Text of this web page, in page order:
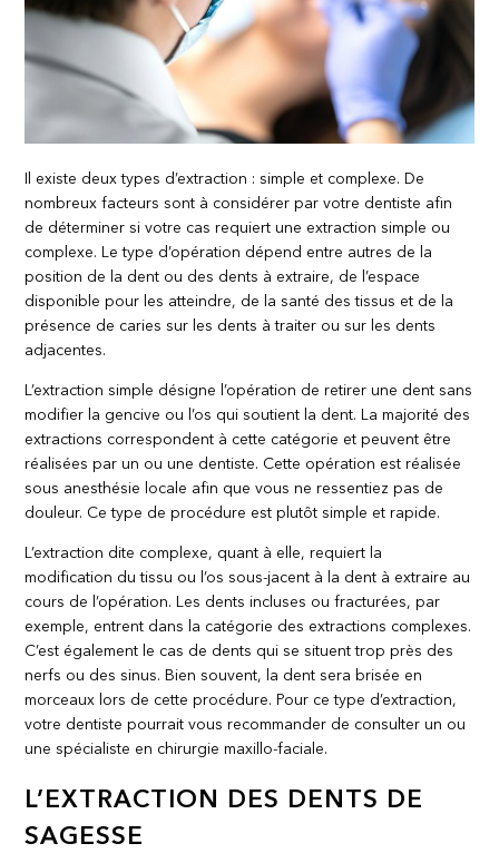
Il existe deux types d’extraction : simple et complexe. De
nombreux facteurs sont à considérer par votre dentiste afin
de déterminer si votre cas requiert une extraction simple ou
complexe. Le type d’opération dépend entre autres de la
position de la dent ou des dents à extraire, de l’espace
disponible pour les atteindre, de la santé des tissus et de la
présence de caries sur les dents à traiter ou sur les dents
adjacentes.
L’extraction simple désigne l’opération de retirer une dent sans
modifier la gencive ou l’os qui soutient la dent. La majorité des
extractions correspondent à cette catégorie et peuvent être
réalisées par un ou une dentiste. Cette opération est réalisée
sous anesthésie locale afin que vous ne ressentiez pas de
douleur. Ce type de procédure est plutôt simple et rapide.
L’extraction dite complexe, quant à elle, requiert la
modification du tissu ou l’os sous-jacent à la dent à extraire au
cours de l’opération. Les dents incluses ou fracturées, par
exemple, entrent dans la catégorie des extractions complexes.
C’est également le cas de dents qui se situent trop près des
nerfs ou des sinus. Bien souvent, la dent sera brisée en
morceaux lors de cette procédure. Pour ce type d’extraction,
votre dentiste pourrait vous recommander de consulter un ou
une spécialiste en chirurgie maxillo-faciale.
L’EXTRACTION DES DENTS DE
SAGESSE